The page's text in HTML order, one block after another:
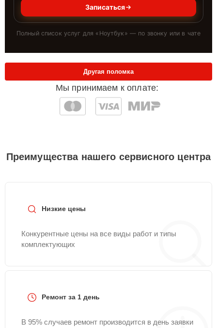
Записаться
Полный список услуг для « Ноутбук » — по звонку или в чате
Мы принимаем к оплате:
Другая поломка
Преимущества нашего сервисного центра
Низкие цены
Конкурентные цены на все виды работ и типы
комплектующих
Ремонт за 1 день
В 95% случаев ремонт производится в день заявки